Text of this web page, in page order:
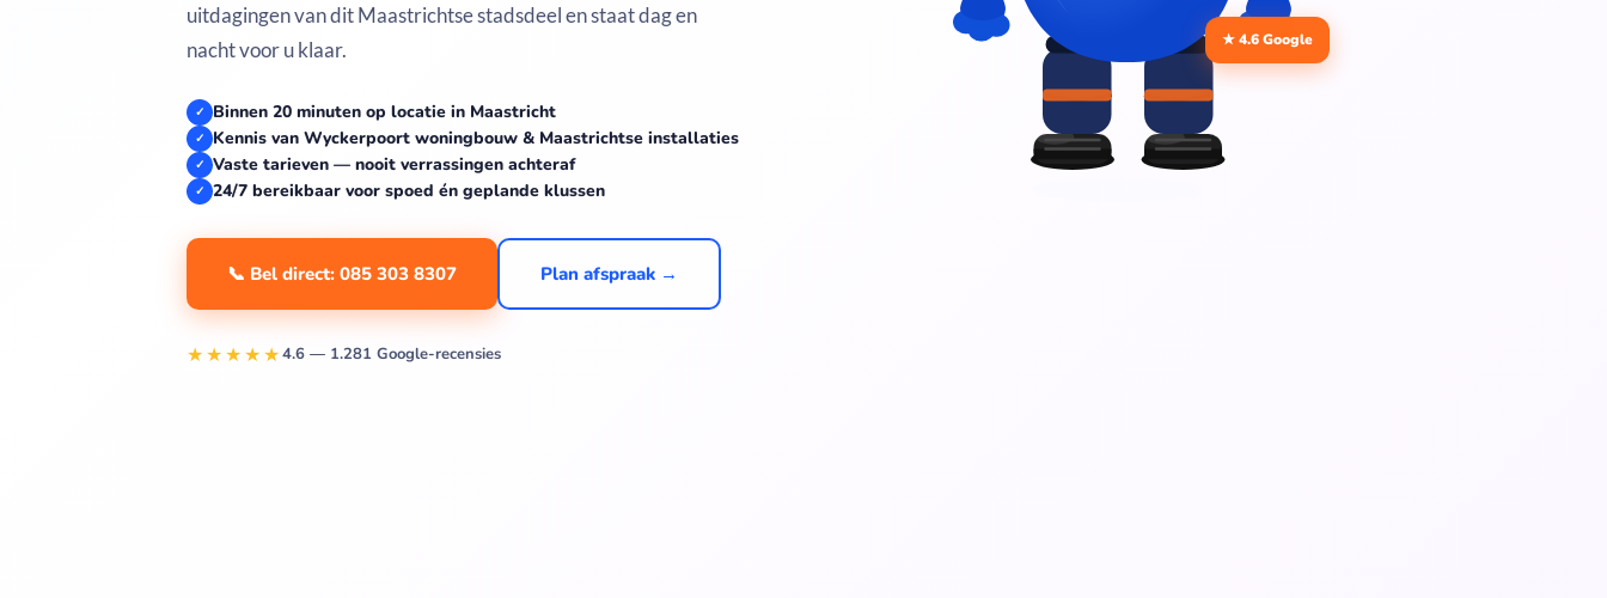
uitdagingen van dit Maastrichtse stadsdeel en staat dag en
nacht voor u klaar.
✓ Binnen 20 minuten op locatie in Maastricht
✓ Kennis van Wyckerpoort woningbouw & Maastrichtse installaties
✓ Vaste tarieven — nooit verrassingen achteraf
✓ 24/7 bereikbaar voor spoed én geplande klussen
📞 Bel direct: 085 303 8307 Plan afspraak →
★★★★★4.6 — 1.281 Google-recensies
★ 4.6 Google